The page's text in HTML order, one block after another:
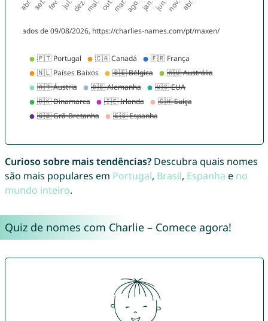
Curioso sobre mais tendências?Descubra quais nomes
são mais populares em Portugal, Brasil, Espanha e no
mundo inteiro.
Quiz de nomes com Charlie – Comece agora!